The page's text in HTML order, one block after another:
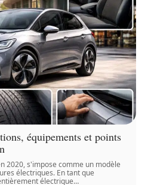
équipements et points
2020, s'impose comme un modèle
électriques. En tant que
électrique…